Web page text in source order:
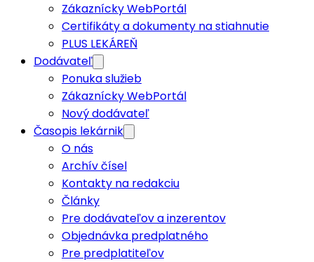
Zákaznícky WebPortál
Certifikáty a dokumenty na stiahnutie
PLUS LEKÁREŇ
Dodávateľ
Ponuka služieb
Zákaznícky WebPortál
Nový dodávateľ
Časopis lekárnik
O nás
Archív čísel
Kontakty na redakciu
Články
Pre dodávateľov a inzerentov
Objednávka predplatného
Pre predplatiteľov